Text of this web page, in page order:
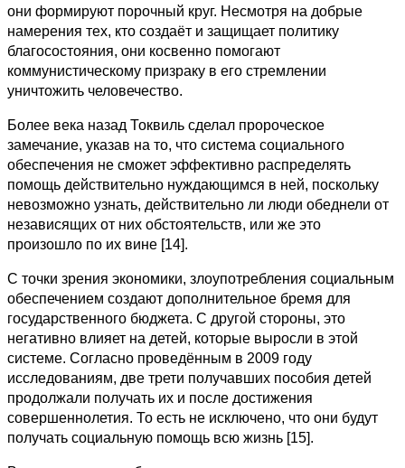
они формируют порочный круг. Несмотря на добрые
намерения тех, кто создаёт и защищает политику
благосостояния, они косвенно помогают
коммунистическому призраку в его стремлении
уничтожить человечество.
Более века назад Токвиль сделал пророческое
замечание, указав на то, что система социального
обеспечения не сможет эффективно распределять
помощь действительно нуждающимся в ней, поскольку
невозможно узнать, действительно ли люди обеднели от
независящих от них обстоятельств, или же это
произошло по их вине [14].
С точки зрения экономики, злоупотребления социальным
обеспечением создают дополнительное бремя для
государственного бюджета. С другой стороны, это
негативно влияет на детей, которые выросли в этой
системе. Согласно проведённым в 2009 году
исследованиям, две трети получавших пособия детей
продолжали получать их и после достижения
совершеннолетия. То есть не исключено, что они будут
получать социальную помощь всю жизнь [15].